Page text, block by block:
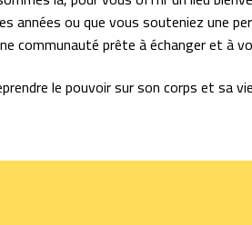
années ou que vous souteniez une
communauté prête à échanger et à
le pouvoir sur son corps et sa